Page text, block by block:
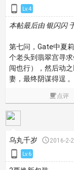
 Lv.4
本帖最后由 银闪闪
第七问，Gate中夏
个老头到翡翠宫寻
闯也行），然后动
妻，最终阴谋得逞 。
点评
乌丸千岁 2016-2-
 Lv.6